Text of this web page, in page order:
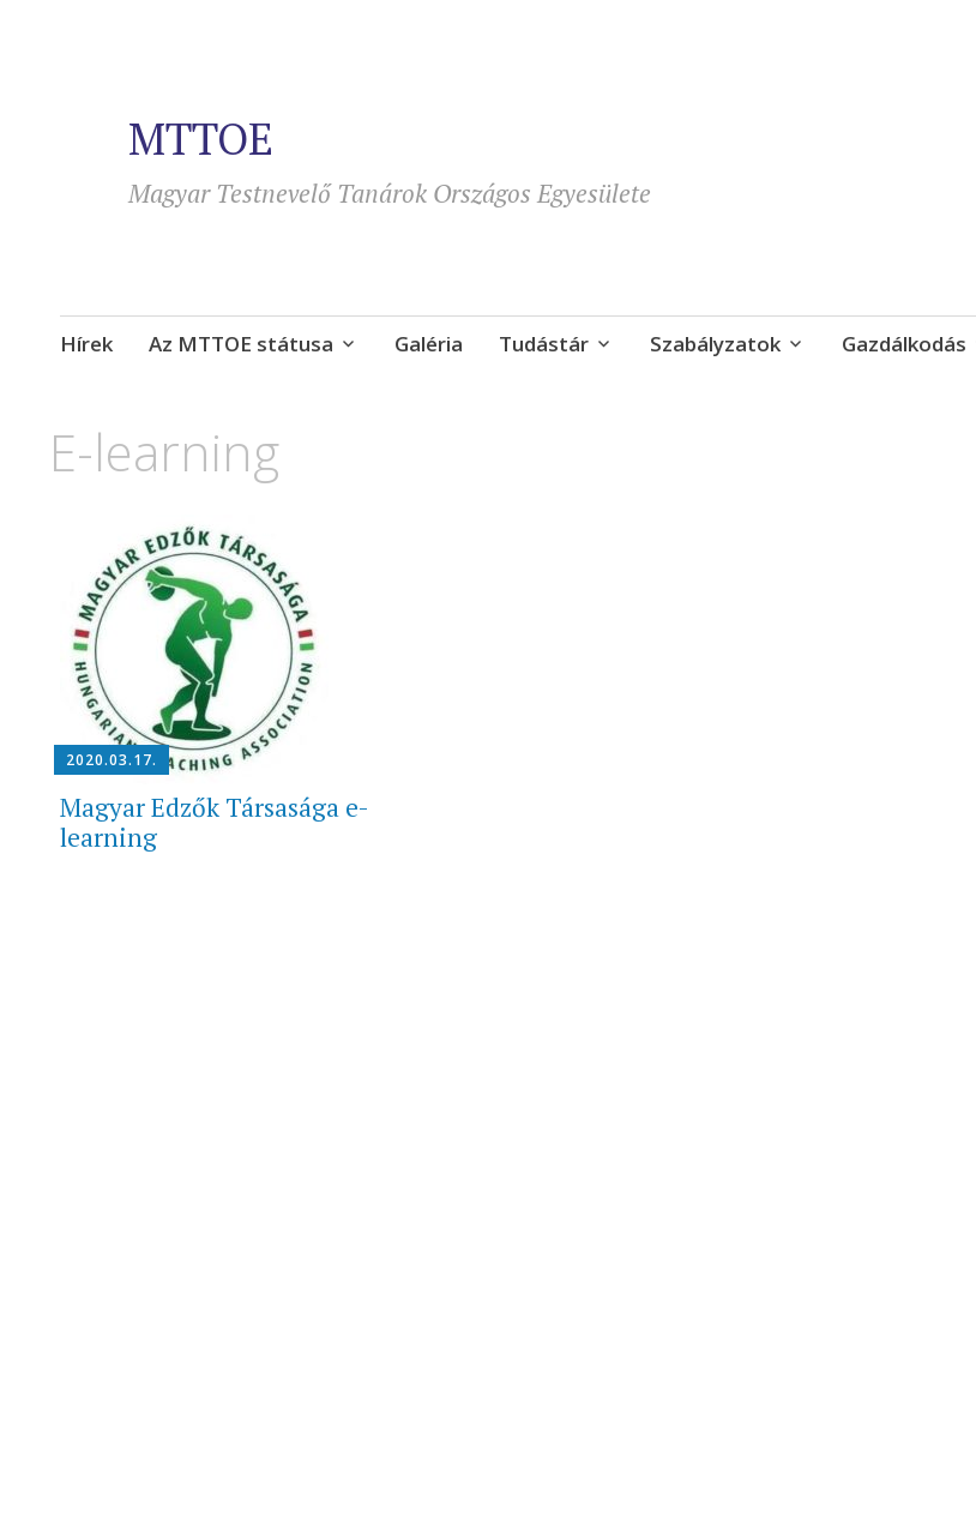
MTTOE
Magyar Testnevelő Tanárok Országos Egyesülete
Tovább
Hírek Az MTTOE státusa Galéria Tudástár Szabályzatok Gazdálkodás
E-learning
2020.03.17.
Magyar Edzők Társasága e-
learning